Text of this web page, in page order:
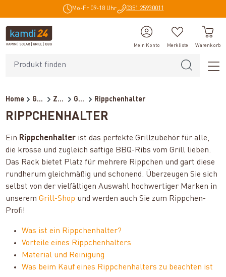
Mo-Fr 09-18 Uhr 0351 25930011
Mein Konto Merkliste Warenkorb
Home Grillzubehör Zubehör Grillhalter/Racks Rippchenhalter
RIPPCHENHALTER
Ein Rippchenhalter ist das perfekte Grillzubehör für alle,
die krosse und zugleich saftige BBQ-Ribs vom Grill lieben.
Das Rack bietet Platz für mehrere Rippchen und gart diese
rundherum gleichmäßig und schonend. Überzeugen Sie sich
selbst von der vielfältigen Auswahl hochwertiger Marken in
unseremGrill-Shop und werden auch Sie zum Rippchen-
Profi!
Was ist ein Rippchenhalter?
Vorteile eines Rippchenhalters
Material und Reinigung
Was beim Kauf eines Rippchenhalters zu beachten ist